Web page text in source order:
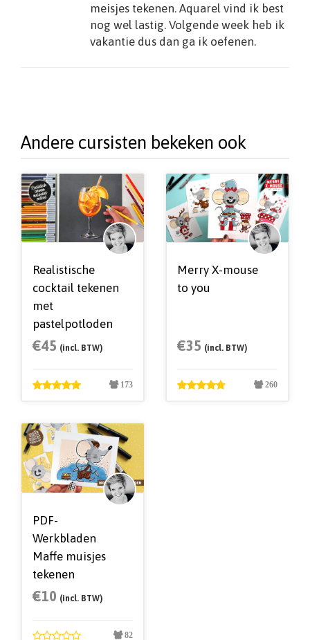
meisjes tekenen. Aquarel vind ik best
nog wel lastig. Volgende week heb ik
vakantie dus dan ga ik oefenen.
Andere cursisten bekeken ook
Realistische
cocktail tekenen
met
pastelpotloden
€45 (incl. BTW)
173
Merry X-mouse
to you
€35 (incl. BTW)
260
PDF-
Werkbladen
Maffe muisjes
tekenen
€10 (incl. BTW)
82